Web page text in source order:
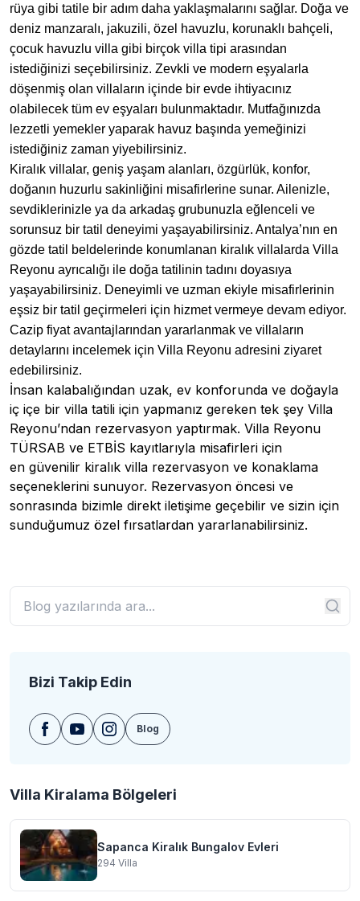
rüya gibi tatile bir adım daha yaklaşmalarını sağlar. Doğa ve
deniz manzaralı, jakuzili, özel havuzlu, korunaklı bahçeli,
çocuk havuzlu villa gibi birçok villa tipi arasından
istediğinizi seçebilirsiniz. Zevkli ve modern eşyalarla
döşenmiş olan villaların içinde bir evde ihtiyacınız
olabilecek tüm ev eşyaları bulunmaktadır. Mutfağınızda
lezzetli yemekler yaparak havuz başında yemeğinizi
istediğiniz zaman yiyebilirsiniz.
Kiralık villalar, geniş yaşam alanları, özgürlük, konfor,
doğanın huzurlu sakinliğini misafirlerine sunar. Ailenizle,
sevdiklerinizle ya da arkadaş grubunuzla eğlenceli ve
sorunsuz bir tatil deneyimi yaşayabilirsiniz. Antalya’nın en
gözde tatil beldelerinde konumlanan kiralık villalarda Villa
Reyonu ayrıcalığı ile doğa tatilinin tadını doyasıya
yaşayabilirsiniz. Deneyimli ve uzman ekiyle misafirlerinin
eşsiz bir tatil geçirmeleri için hizmet vermeye devam ediyor.
Cazip fiyat avantajlarından yararlanmak ve villaların
detaylarını incelemek için Villa Reyonu adresini ziyaret
edebilirsiniz.
İnsan kalabalığından uzak, ev konforunda ve doğayla
iç içe bir villa tatili için yapmanız gereken tek şey Villa
Reyonu’ndan rezervasyon yaptırmak. Villa Reyonu
TÜRSAB ve ETBİS kayıtlarıyla misafirleri için
en güvenilir kiralık villa rezervasyon ve konaklama
seçeneklerini sunuyor. Rezervasyon öncesi ve
sonrasında bizimle direkt iletişime geçebilir ve sizin için
sunduğumuz özel fırsatlardan yararlanabilirsiniz.
Bizi Takip Edin
Blog
Villa Kiralama Bölgeleri
Sapanca Kiralık Bungalov Evleri
294 Villa